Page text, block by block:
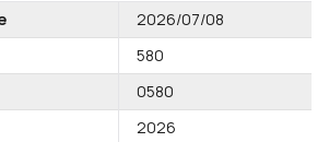
2026/07/08
580
0580
2026